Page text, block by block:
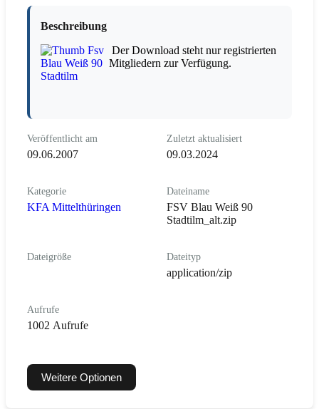
Beschreibung
Der Download steht nur registrierten
Mitgliedern zur Verfügung.
Veröffentlicht am
09.06.2007
Zuletzt aktualisiert
09.03.2024
Kategorie
KFA Mittelthüringen
Dateiname
FSV Blau Weiß 90
Stadtilm_alt.zip
Dateigröße Dateityp
application/zip
Aufrufe
1002 Aufrufe
Weitere Optionen